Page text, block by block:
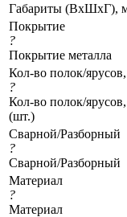
Габариты (ВхШхГ),
Покрытие
?
Покрытие металла
Кол-во полок/
?
Кол-во полок/ярусов,
(шт.)
Сварной/Разборный
?
Сварной/Разборный
Материал
?
Материал